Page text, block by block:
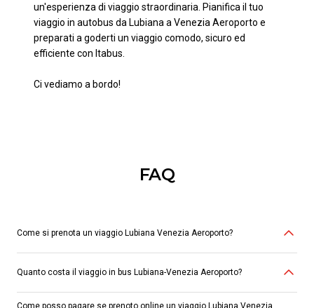
un'esperienza di viaggio straordinaria. Pianifica il tuo
viaggio in autobus da Lubiana a Venezia Aeroporto e
preparati a goderti un viaggio comodo, sicuro ed
efficiente con Itabus.
Ci vediamo a bordo!
FAQ
Come si prenota un viaggio Lubiana Venezia Aeroporto?
Puoi acquistare il biglietto onlinequi, tramite l’app Itabus, presso le
Quanto costa il viaggio in bus Lubiana-Venezia Aeroporto?
Come posso pagare se prenoto online un viaggio Lubiana Venezia